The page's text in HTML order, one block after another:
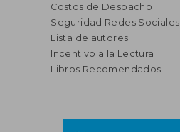
Costos de Despacho
Seguridad Redes Sociales
Lista de autores
Incentivo a la Lectura
Libros Recomendados